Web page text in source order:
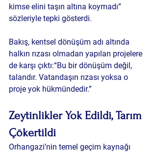
kimse elini taşın altına koymadı”
sözleriyle tepki gösterdi.
Bakış, kentsel dönüşüm adı altında
halkın rızası olmadan yapılan projelere
de karşı çıktı:“Bu bir dönüşüm değil,
talandır. Vatandaşın rızası yoksa o
proje yok hükmündedir.”
Zeytinlikler Yok Edildi, Tarım
Çökertildi
Orhangazi’nin temel geçim kaynağı